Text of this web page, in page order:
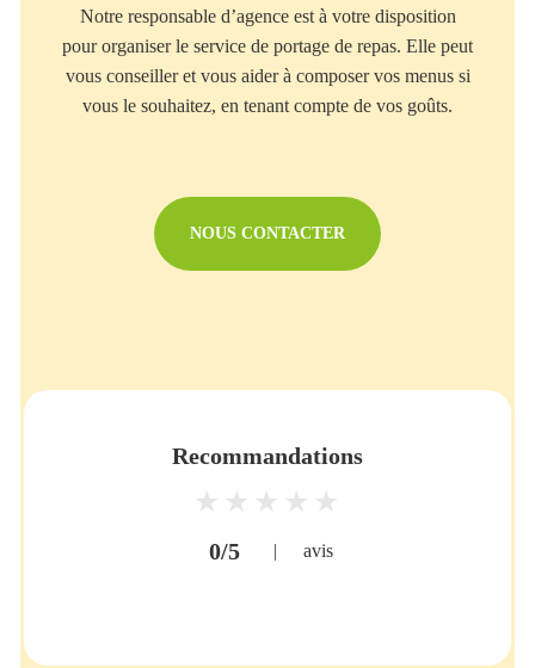
Notre responsable d’agence est à votre disposition
pour organiser le service de portage de repas. Elle peut
vous conseiller et vous aider à composer vos menus si
vous le souhaitez, en tenant compte de vos goûts.
NOUS CONTACTER
Recommandations
0/5 | avis